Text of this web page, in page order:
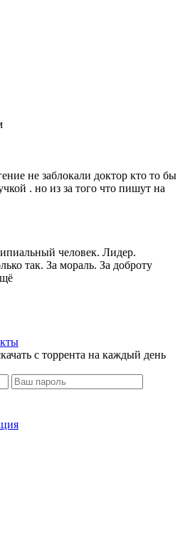
не заблокали доктор кто то бы
. но из за того что пишут на
человек. Лидер.
так. За мораль. За доброту
с торрента на каждый день